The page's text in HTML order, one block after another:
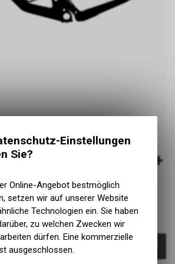
Bronson 4.1 2023+
In den Warenkorb
Einstellungen
Sie?
Online-Angebot bestmöglich
setzen wir auf unserer Website
Technologien ein. Sie haben
zu welchen Zwecken wir
dürfen. Eine kommerzielle
ausgeschlossen.